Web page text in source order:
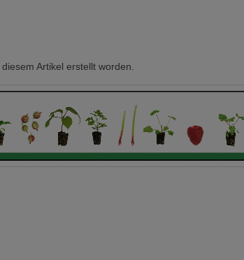
Artikel erstellt worden.